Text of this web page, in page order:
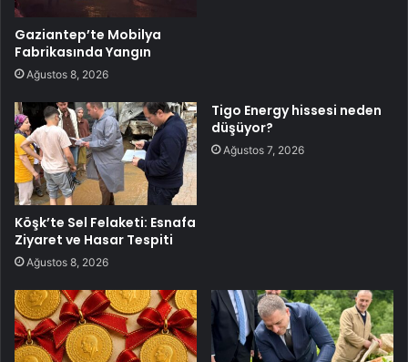
Gaziantep’te Mobilya
Fabrikasında Yangın
Ağustos 8, 2026
Köşk’te Sel Felaketi: Esnafa
Ziyaret ve Hasar Tespiti
Ağustos 8, 2026
Tigo Energy hissesi neden
düşüyor?
Ağustos 7, 2026